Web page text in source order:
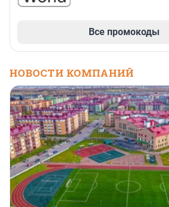
Все промокоды
НОВОСТИ КОМПАНИЙ